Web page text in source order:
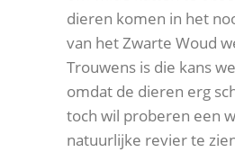
dieren komen in het
van het Zwarte Woud
Trouwens is die kans
omdat de dieren erg
toch wil proberen een
natuurlijke revier te